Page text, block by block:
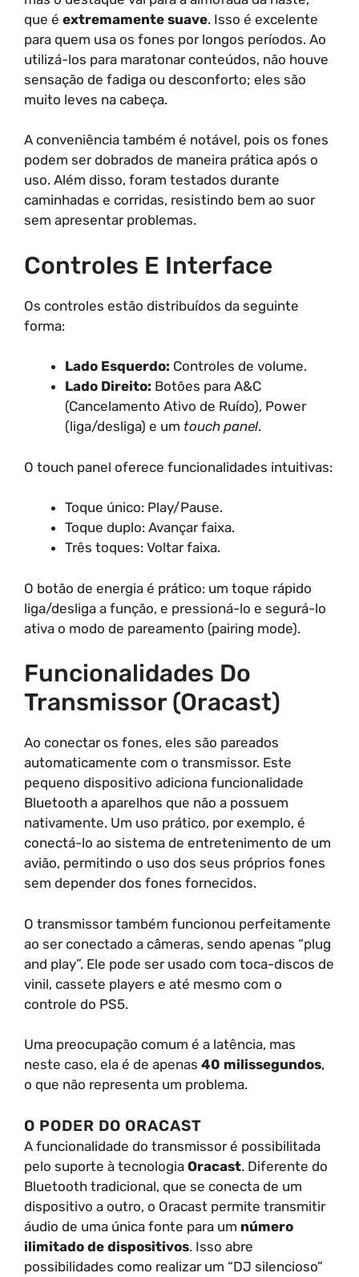
que é extremamente suave. Isso é excelente
para quem usa os fones por longos períodos. Ao
utilizá-los para maratonar conteúdos, não houve
sensação de fadiga ou desconforto; eles são
muito leves na cabeça.
A conveniência também é notável, pois os fones
podem ser dobrados de maneira prática após o
uso. Além disso, foram testados durante
caminhadas e corridas, resistindo bem ao suor
sem apresentar problemas.
Controles E Interface
Os controles estão distribuídos da seguinte
forma:
Lado Esquerdo: Controles de volume.
Lado Direito: Botões para A&C
(Cancelamento Ativo de Ruído), Power
(liga/desliga) e um touch panel.
O touch panel oferece funcionalidades intuitivas:
Toque único: Play/Pause.
Toque duplo: Avançar faixa.
Três toques: Voltar faixa.
O botão de energia é prático: um toque rápido
liga/desliga a função, e pressioná-lo e segurá-lo
ativa o modo de pareamento (pairing mode).
Funcionalidades Do
Transmissor (Oracast)
Ao conectar os fones, eles são pareados
automaticamente com o transmissor. Este
pequeno dispositivo adiciona funcionalidade
Bluetooth a aparelhos que não a possuem
nativamente. Um uso prático, por exemplo, é
conectá-lo ao sistema de entretenimento de um
avião, permitindo o uso dos seus próprios fones
sem depender dos fones fornecidos.
O transmissor também funcionou perfeitamente
ao ser conectado a câmeras, sendo apenas “plug
and play”. Ele pode ser usado com toca-discos de
vinil, cassete players e até mesmo com o
controle do PS5.
Uma preocupação comum é a latência, mas
neste caso, ela é de apenas 40 milissegundos,
o que não representa um problema.
O PODER DO ORACAST
A funcionalidade do transmissor é possibilitada
pelo suporte à tecnologia Oracast. Diferente do
Bluetooth tradicional, que se conecta de um
dispositivo a outro, o Oracast permite transmitir
áudio de uma única fonte para um número
ilimitado de dispositivos. Isso abre
possibilidades como realizar um “DJ silencioso”